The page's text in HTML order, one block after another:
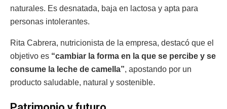
naturales. Es desnatada, baja en lactosa y apta para
personas intolerantes.
Rita Cabrera, nutricionista de la empresa, destacó que el
objetivo es “cambiar la forma en la que se percibe y se
consume la leche de camella”, apostando por un
producto saludable, natural y sostenible.